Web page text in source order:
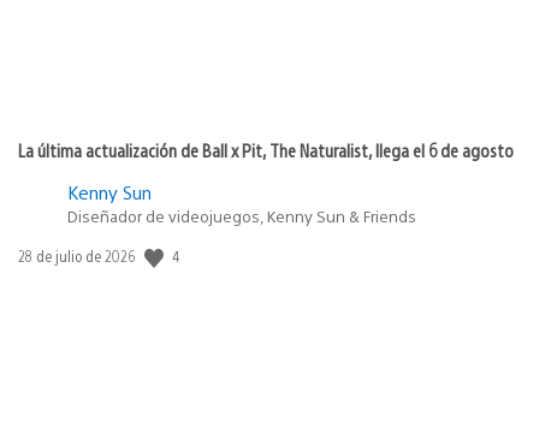
La última actualización de Ball x Pit, The Naturalist, llega el 6 de agosto
Kenny Sun
Diseñador de videojuegos, Kenny Sun & Friends
Fecha
28 de julio de 2026 4